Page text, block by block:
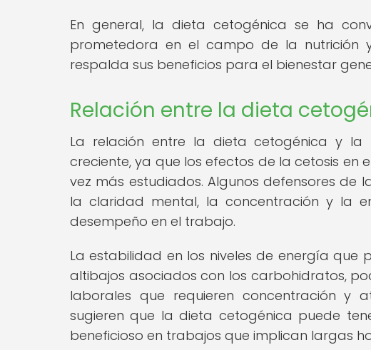
En general, la dieta cetogénica se ha
prometedora en el campo de la nutrición
respalda sus beneficios para el bienestar
Relación entre la dieta
La relación entre la dieta cetogénica y
creciente, ya que los efectos de la cetosis en
vez más estudiados. Algunos defensores
la claridad mental, la concentración y la
desempeño en el trabajo.
La estabilidad en los niveles de energía
altibajos asociados con los carbohidratos,
laborales que requieren concentración y
sugieren que la dieta cetogénica puede
beneficioso en trabajos que implican largas